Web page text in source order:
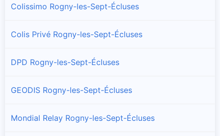
Colissimo Rogny-les-Sept-Écluses
Colis Privé Rogny-les-Sept-Écluses
DPD Rogny-les-Sept-Écluses
GEODIS Rogny-les-Sept-Écluses
Mondial Relay Rogny-les-Sept-Écluses